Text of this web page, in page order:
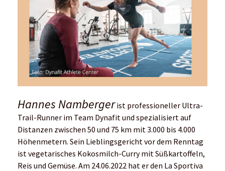
Hannes Nambergerist professioneller Ultra-
Trail-Runner im Team Dynafit und spezialisiert auf
Distanzen zwischen 50 und 75 km mit 3.000 bis 4.000
Höhenmetern. Sein Lieblingsgericht vor dem Renntag
ist vegetarisches Kokosmilch-Curry mit Süßkartoffeln,
Reis und Gemüse. Am 24.06.2022 hat er den La Sportiva